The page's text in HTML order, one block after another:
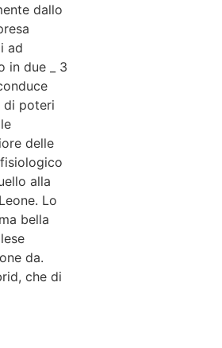
dallo
ad
in due _ 3
di poteri
delle
alla
Lo
bella
da.
che di